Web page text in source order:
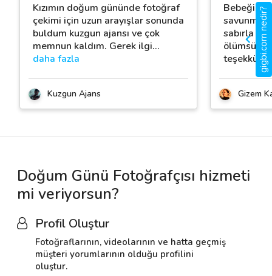
Kızımın doğum gününde fotoğraf
çekimi için uzun arayışlar sonunda
buldum kuzgun ajansı ve çok
memnun kaldım. Gerek ilgi…
daha fazla
Kuzgun Ajans
sabırla ve
teşekkür
Gizem
Doğum Günü Fotoğrafçısı hizmeti
mi veriyorsun?
Profil Oluştur
Fotoğraflarının, videolarının ve hatta geçmiş
müşteri yorumlarının olduğu profilini
oluştur.
gigbi.com nedir?